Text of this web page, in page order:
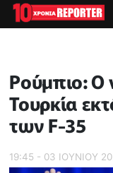
Ρούμπιο: Ο
Τουρκία
των F-35
19:45 - 03 ΙΟΥΝΙΟΥ